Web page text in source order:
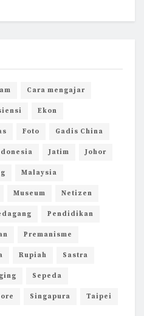
Cara mengajar
Ekon
Foto Gadis China
Jatim Johor
Malaysia
Museum Netizen
Pendidikan
Premanisme
Rupiah Sastra
Sepeda
Singapura Taipei